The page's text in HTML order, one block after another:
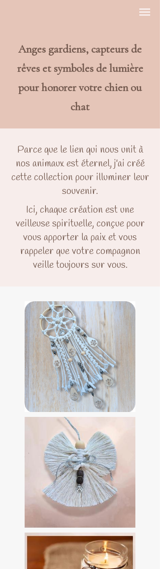
Anges gardiens, capteurs de
rêves et symboles de lumière
pour honorer votre chien ou
chat
Parce que le lien qui nous unit à
nos animaux est éternel, j'ai créé
cette collection pour illuminer leur
souvenir.
Ici, chaque création est une
veilleuse spirituelle, conçue pour
vous apporter la paix et vous
rappeler que votre compagnon
veille toujours sur vous.